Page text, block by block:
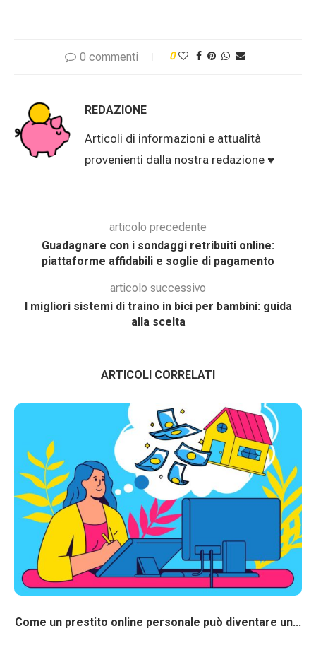
0 commenti 0
REDAZIONE
Articoli di informazioni e attualità
provenienti dalla nostra redazione ♥︎
articolo precedente
Guadagnare con i sondaggi retribuiti online:
piattaforme affidabili e soglie di pagamento
articolo successivo
I migliori sistemi di traino in bici per bambini: guida
alla scelta
ARTICOLI CORRELATI
Come un prestito online personale può diventare un...